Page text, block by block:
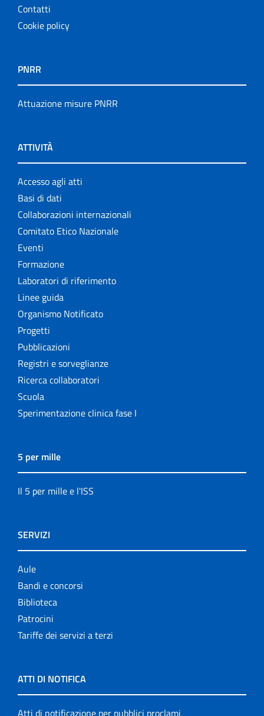
Contatti
Cookie policy
PNRR
Attuazione misure PNRR
ATTIVITÀ
Accesso agli atti
Basi di dati
Collaborazioni internazionali
Comitato Etico Nazionale
Eventi
Formazione
Laboratori di riferimento
Linee guida
Organismo Notificato
Progetti
Pubblicazioni
Registri e sorveglianze
Ricerca collaboratori
Scuola
Sperimentazione clinica fase I
5 per mille
Il 5 per mille e l'ISS
SERVIZI
Aule
Bandi e concorsi
Biblioteca
Patrocini
Tariffe dei servizi a terzi
ATTI DI NOTIFICA
Atti di notificazione per pubblici proclami